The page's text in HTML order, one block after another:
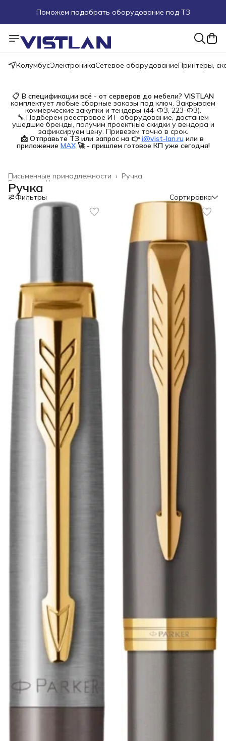
Пуско-наладочные работы
Пришлите запрос на e-mail или в чат
Более 100 000 позиций в наличии и под заказ
КолумбусЭлектроникаСетевое оборудованиеПринтеры,
📋 В спецификации всё - от серверов до мебели? VISTLAN
комплектует любые сборные заказы под ключ. Закрываем
коммерческие закупки и тендеры (44-ФЗ, 223-ФЗ).
🔧 Подберем реестровое ИТ-оборудование, достанем
ушедшие бренды, получим проектные скидки у вендора и
зафиксируем цену. Привезем точно в срок.
📩 Отправьте ТЗ или запрос на 👉 i@vist-lan.ru или в
приложение MAX 🚀 - пришлем готовое КП уже сегодня!
Ручка
Письменные принадлежности ›
Канцелярские товары
Главная
Ручка
Фильтры Сортировка